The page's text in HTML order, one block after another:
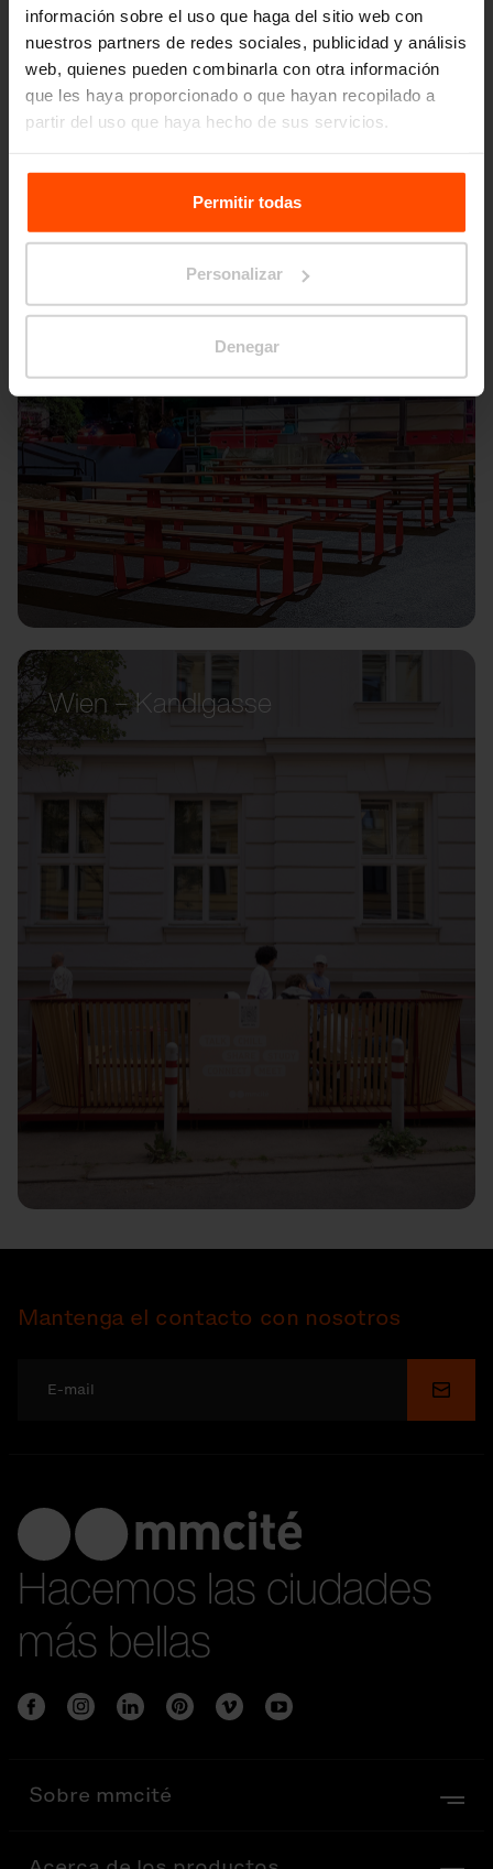
información sobre el uso que haga del sitio web con
nuestros partners de redes sociales, publicidad y análisis
web, quienes pueden combinarla con otra información
que les haya proporcionado o que hayan recopilado a
partir del uso que haya hecho de sus servicios.
Para más información, visitePrinciples Relating to the
Processing Personal Data.Permitir todas
Personalizar
Denegar
Seattle – Popup park
Wien – Kandlgasse
Mantenga el contacto con nosotros
Enviar
Hacemos las ciudades
más bellas
Sobre mmcité